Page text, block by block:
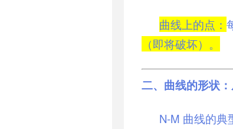
曲线上的点：
（即将破坏）。
二、曲线的形状
N-M 曲线的典